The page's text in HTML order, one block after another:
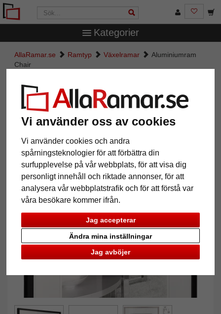
Vi använder oss av cookies
Vi använder cookies och andra
spårningsteknologier för att förbättra din
surfupplevelse på vår webbplats, för att visa dig
personligt innehåll och riktade annonser, för att
analysera vår webbplatstrafik och för att förstå var
våra besökare kommer ifrån.
Jag accepterar
Jag avböjer
Ändra mina inställningar
Kategorier
AllaRamar.se Ramtyp Växelramar
Aluminiumram
Chair
Aluminiumram Chair